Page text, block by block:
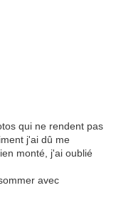
qui ne rendent pas
j'ai dû me
monté, j'ai oublié
avec